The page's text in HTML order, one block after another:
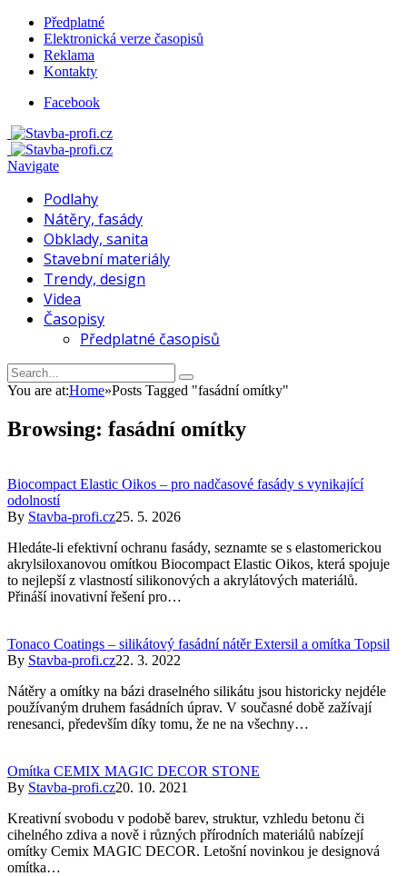
Předplatné
Elektronická verze časopisů
Reklama
Kontakty
Facebook
Navigate
Podlahy
Nátěry, fasády
Obklady, sanita
Stavební materiály
Trendy, design
Videa
Časopisy
Předplatné časopisů
You are at:Home»Posts Tagged "fasádní omítky"
Browsing: fasádní omítky
Biocompact Elastic Oikos – pro nadčasové fasády s vynikající
odolností
By Stavba-profi.cz25. 5. 2026
Hledáte-li efektivní ochranu fasády, seznamte se s elastomerickou
akrylsiloxanovou omítkou Biocompact Elastic Oikos, která spojuje
to nejlepší z vlastností silikonových a akrylátových materiálů.
Přináší inovativní řešení pro…
Tonaco Coatings – silikátový fasádní nátěr Extersil a omítka Topsil
By Stavba-profi.cz22. 3. 2022
Nátěry a omítky na bázi draselného silikátu jsou historicky nejdéle
používaným druhem fasádních úprav. V současné době zažívají
renesanci, především díky tomu, že ne na všechny…
Omítka CEMIX MAGIC DECOR STONE
By Stavba-profi.cz20. 10. 2021
Kreativní svobodu v podobě barev, struktur, vzhledu betonu či
cihelného zdiva a nově i různých přírodních materiálů nabízejí
omítky Cemix MAGIC DECOR. Letošní novinkou je designová
omítka…